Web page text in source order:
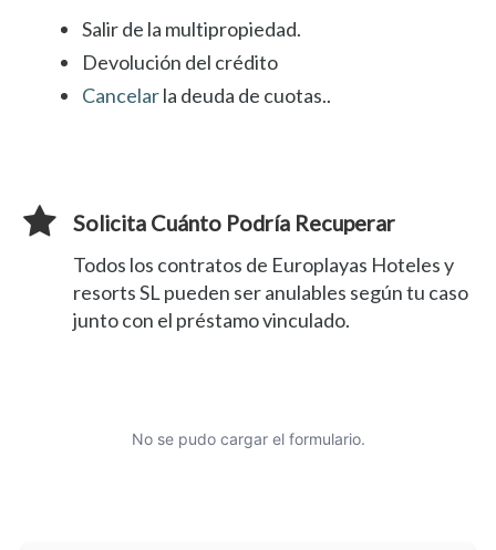
Salir de la multipropiedad.
Devolución del crédito
Cancelarla deuda de cuotas..
Solicita Cuánto Podría Recuperar
Todos los contratos de Europlayas Hoteles y
resorts SL pueden ser anulables según tu caso
junto con el préstamo vinculado.
No se pudo cargar el formulario.